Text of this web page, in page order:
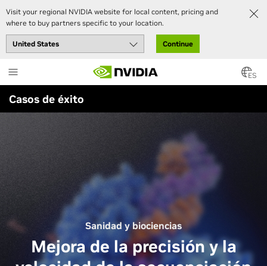
Visit your regional NVIDIA website for local content, pricing and
where to buy partners specific to your location.
Continue
to
main
content
ES
Casos de éxito
Sanidad y biociencias
Mejora de la precisión y la